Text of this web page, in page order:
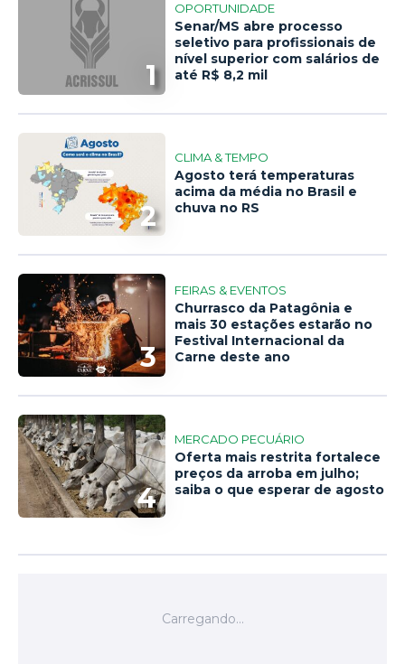
1
OPORTUNIDADE
Senar/MS abre processo
seletivo para profissionais de
nível superior com salários de
até R$ 8,2 mil
2
CLIMA & TEMPO
Agosto terá temperaturas
acima da média no Brasil e
chuva no RS
3
FEIRAS & EVENTOS
Churrasco da Patagônia e
mais 30 estações estarão no
Festival Internacional da
Carne deste ano
4
MERCADO PECUÁRIO
Oferta mais restrita fortalece
preços da arroba em julho;
saiba o que esperar de agosto